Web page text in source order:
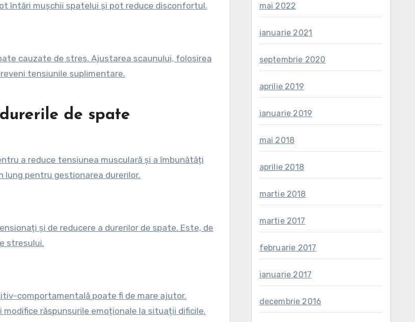
întări mușchii spatelui și pot reduce disconfortul.
cauzate de stres. Ajustarea scaunului, folosirea
tensiunile suplimentare.
de spate
a reduce tensiunea musculară și a îmbunătăți
pentru gestionarea durerilor.
și de reducere a durerilor de spate. Este, de
stresului.
comportamentală poate fi de mare ajutor.
răspunsurile emoționale la situații dificile.
mai 2022
ianuarie 2021
septembrie 2020
aprilie 2019
ianuarie 2019
mai 2018
aprilie 2018
martie 2018
martie 2017
februarie 2017
ianuarie 2017
decembrie 2016